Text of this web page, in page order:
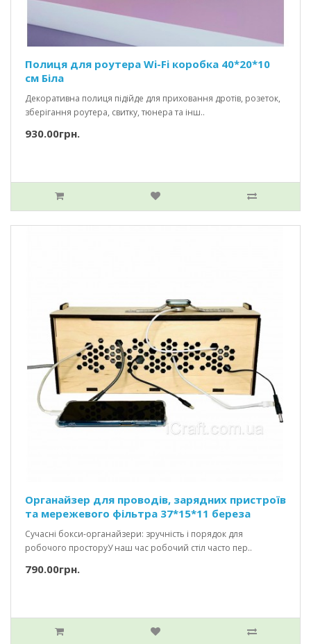
Полиця для роутера Wi-Fi коробка 40*20*10
см Біла
Декоративна полиця підійде для приховання дротів, розеток,
зберігання роутера, свитку, тюнера та інш..
930.00грн.
Органайзер для проводів, зарядних пристроїв
та мережевого фільтра 37*15*11 береза
Сучасні бокси-органайзери: зручність і порядок для
робочого просторуУ наш час робочий стіл часто пер..
790.00грн.